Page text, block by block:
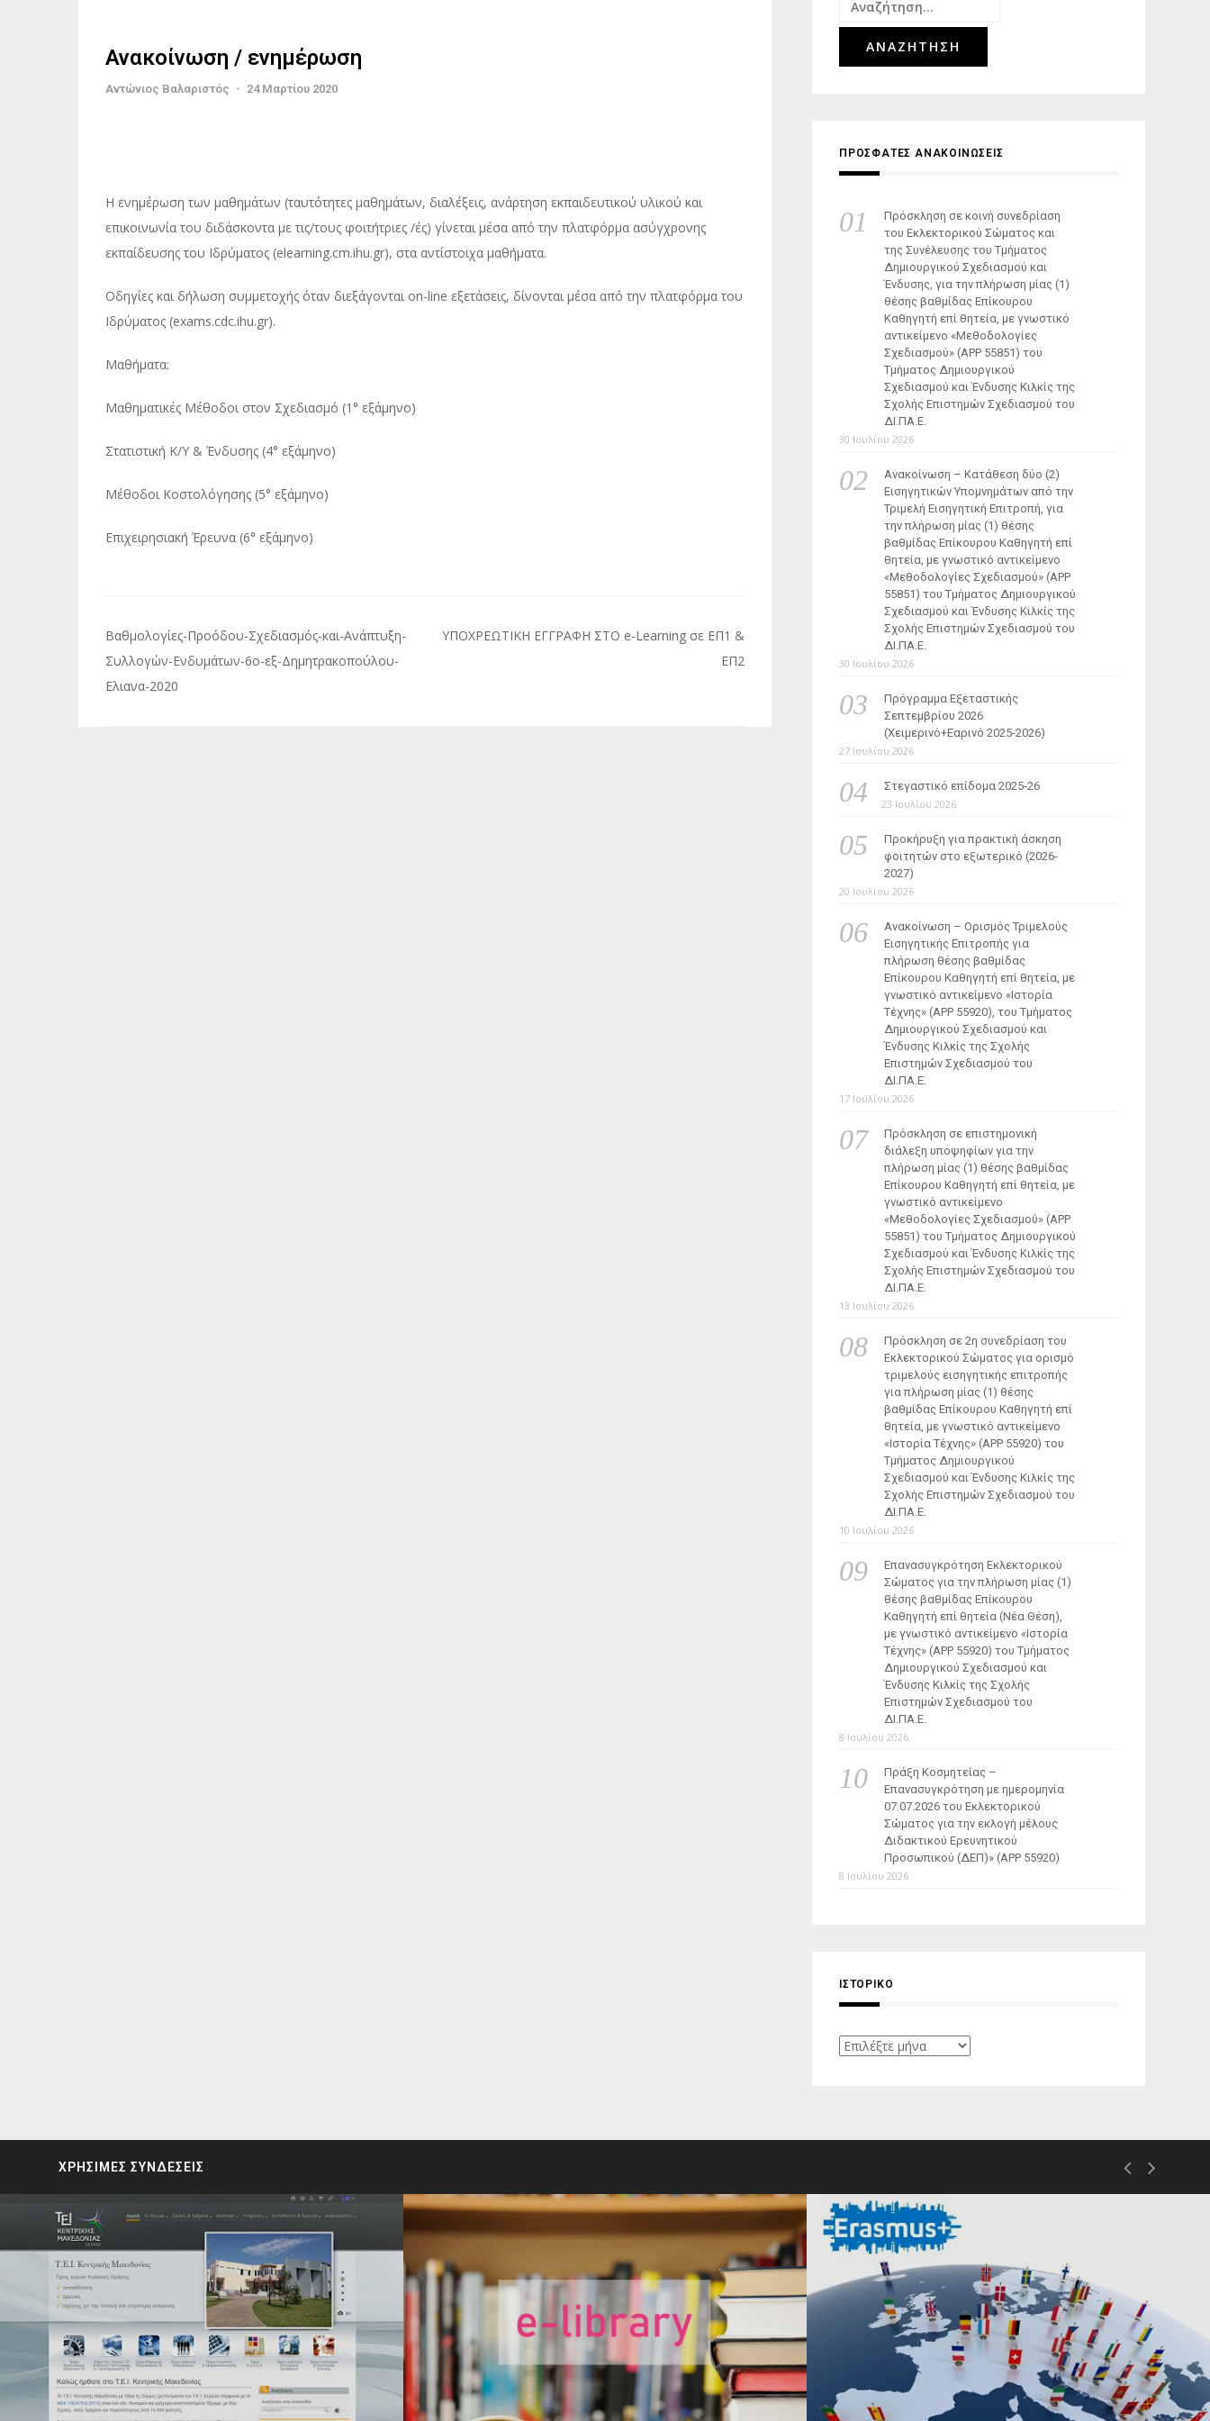
Ανακοίνωση / ενημέρωση
Αντώνιος Βαλαριστός - 24 Μαρτίου 2020
Η ενημέρωση των μαθημάτων (ταυτότητες μαθημάτων, διαλέξεις, ανάρτηση εκπαιδευτικού υλικού και
επικοινωνία του διδάσκοντα με τις/τους φοιτήτριες /ές) γίνεται μέσα από την πλατφόρμα ασύγχρονης
εκπαίδευσης του Ιδρύματος (elearning.cm.ihu.gr), στα αντίστοιχα μαθήματα.
Οδηγίες και δήλωση συμμετοχής όταν διεξάγονται on-line εξετάσεις, δίνονται μέσα από την πλατφόρμα του
Ιδρύματος (exams.cdc.ihu.gr).
Μαθήματα:
Μαθηματικές Μέθοδοι στον Σχεδιασμό (1° εξάμηνο)
Στατιστική Κ/Υ & Ένδυσης (4° εξάμηνο)
Μέθοδοι Κοστολόγησης (5° εξάμηνο)
Επιχειρησιακή Έρευνα (6° εξάμηνο)
Πλοήγηση
άρθρων
Βαθμολογίες-Προόδου-Σχεδιασμός-και-Ανάπτυξη-
Συλλογών-Ενδυμάτων-6ο-εξ-Δημητρακοπούλου-
Ελιανα-2020
ΥΠΟΧΡΕΩΤΙΚΗ ΕΓΓΡΑΦΗ ΣΤΟ e-Learning σε ΕΠ1 &
ΕΠ2
για:
ΠΡΟΣΦΑΤΕΣ ΑΝΑΚΟΙΝΩΣΕΙΣ
Πρόσκληση σε κοινή συνεδρίαση
του Εκλεκτορικού Σώματος και
της Συνέλευσης του Τμήματος
Δημιουργικού Σχεδιασμού και
Ένδυσης, για την πλήρωση μίας (1)
θέσης βαθμίδας Επίκουρου
Καθηγητή επί θητεία, με γνωστικό
αντικείμενο «Μεθοδολογίες
Σχεδιασμού» (ΑΡΡ 55851) του
Τμήματος Δημιουργικού
Σχεδιασμού και Ένδυσης Κιλκίς της
Σχολής Επιστημών Σχεδιασμού του
ΔΙ.ΠΑ.Ε.
30 Ιουλίου 2026
Ανακοίνωση – Κατάθεση δύο (2)
Εισηγητικών Υπομνημάτων από την
Τριμελή Εισηγητική Επιτροπή, για
την πλήρωση μίας (1) θέσης
βαθμίδας Επίκουρου Καθηγητή επί
θητεία, με γνωστικό αντικείμενο
«Μεθοδολογίες Σχεδιασμού» (ΑΡΡ
55851) του Τμήματος Δημιουργικού
Σχεδιασμού και Ένδυσης Κιλκίς της
Σχολής Επιστημών Σχεδιασμού του
ΔΙ.ΠΑ.Ε.
30 Ιουλίου 2026
Πρόγραμμα Εξεταστικής
Σεπτεμβρίου 2026
(Χειμερινό+Εαρινό 2025-2026)
27 Ιουλίου 2026
Στεγαστικό επίδομα 2025-26
23 Ιουλίου 2026
Προκήρυξη για πρακτική άσκηση
φοιτητών στο εξωτερικό (2026-
2027)
20 Ιουλίου 2026
Ανακοίνωση – Ορισμός Τριμελούς
Εισηγητικής Επιτροπής για
πλήρωση θέσης βαθμίδας
Επίκουρου Καθηγητή επί θητεία, με
γνωστικό αντικείμενο «Ιστορία
Τέχνης» (ΑΡΡ 55920), του Τμήματος
Δημιουργικού Σχεδιασμού και
Ένδυσης Κιλκίς της Σχολής
Επιστημών Σχεδιασμού του
ΔΙ.ΠΑ.Ε.
17 Ιουλίου 2026
Πρόσκληση σε επιστημονική
διάλεξη υποψηφίων για την
πλήρωση μίας (1) θέσης βαθμίδας
Επίκουρου Καθηγητή επί θητεία, με
γνωστικό αντικείμενο
«Μεθοδολογίες Σχεδιασμού» (ΑΡΡ
55851) του Τμήματος Δημιουργικού
Σχεδιασμού και Ένδυσης Κιλκίς της
Σχολής Επιστημών Σχεδιασμού του
ΔΙ.ΠΑ.Ε.
13 Ιουλίου 2026
Πρόσκληση σε 2η συνεδρίαση του
Εκλεκτορικού Σώματος για ορισμό
τριμελούς εισηγητικής επιτροπής
για πλήρωση μίας (1) θέσης
βαθμίδας Επίκουρου Καθηγητή επί
θητεία, με γνωστικό αντικείμενο
«Ιστορία Τέχνης» (ΑΡΡ 55920) του
Τμήματος Δημιουργικού
Σχεδιασμού και Ένδυσης Κιλκίς της
Σχολής Επιστημών Σχεδιασμού του
ΔΙ.ΠΑ.Ε.
10 Ιουλίου 2026
Επανασυγκρότηση Εκλεκτορικού
Σώματος για την πλήρωση μίας (1)
θέσης βαθμίδας Επίκουρου
Καθηγητή επί θητεία (Νέα Θέση),
με γνωστικό αντικείμενο «Ιστορία
Τέχνης» (ΑΡΡ 55920) του Τμήματος
Δημιουργικού Σχεδιασμού και
Ένδυσης Κιλκίς της Σχολής
Επιστημών Σχεδιασμού του
ΔΙ.ΠΑ.Ε.
8 Ιουλίου 2026
Πράξη Κοσμητείας –
Επανασυγκρότηση με ημερομηνία
07.07.2026 του Εκλεκτορικού
Σώματος για την εκλογή μέλους
Διδακτικού Ερευνητικού
Προσωπικού (ΔΕΠ)» (APP 55920)
8 Ιουλίου 2026
ΙΣΤΟΡΙΚΌ
Ιστορικό
ΧΡΗΣΙΜΕΣ ΣΥΝΔΕΣΕΙΣ